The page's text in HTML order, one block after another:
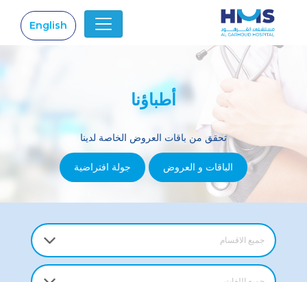
English
أطباؤنا
تحقق من باقات العروض الخاصة لدينا
الباقات و العروض جولة افتراضية